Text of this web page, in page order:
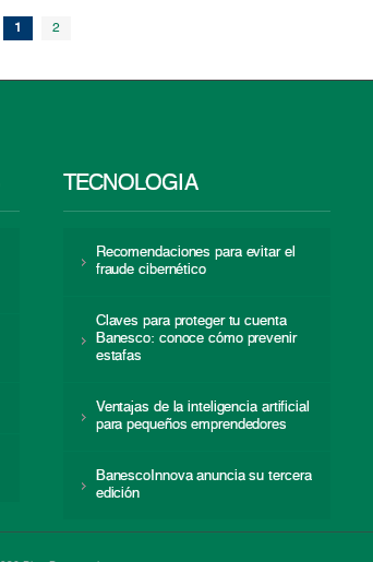
1 2
TECNOLOGÍA
Recomendaciones para evitar el
fraude cibernético
Claves para proteger tu cuenta
Banesco: conoce cómo prevenir
estafas
Ventajas de la inteligencia artificial
para pequeños emprendedores
BanescoInnova anuncia su tercera
edición